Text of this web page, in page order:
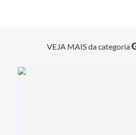
VEJA MAIS da categoria